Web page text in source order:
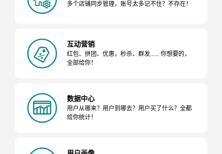
多个店铺同步管理，账号太多记不住？不存在！
互动营销
红包、拼团、优惠，秒杀、群发...... 你想要的，
全部给你！
数据中心
用户从哪来？用户到哪去？用户买了什么？全都
给你统计！